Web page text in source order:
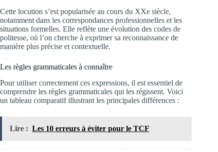
Cette locution s’est popularisée au cours du XXe siècle,
notamment dans les correspondances professionnelles et les
situations formelles. Elle reflète une évolution des codes de
politesse, où l’on cherche à exprimer sa reconnaissance de
manière plus précise et contextuelle.
Les règles grammaticales à connaître
Pour utiliser correctement ces expressions, il est essentiel de
comprendre les règles grammaticales qui les régissent. Voici
un tableau comparatif illustrant les principales différences :
Lire : Les 10 erreurs à éviter pour le TCF